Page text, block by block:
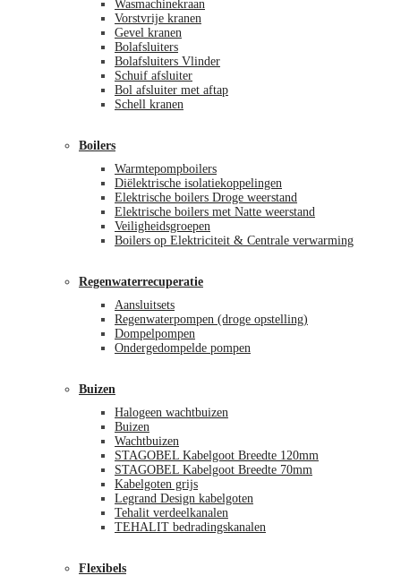
Wasmachinekraan
Vorstvrije kranen
Gevel kranen
Bolafsluiters
Bolafsluiters Vlinder
Schuif afsluiter
Bol afsluiter met aftap
Schell kranen
Boilers
Warmtepompboilers
Diëlektrische isolatiekoppelingen
Elektrische boilers Droge weerstand
Elektrische boilers met Natte weerstand
Veiligheidsgroepen
Boilers op Elektriciteit & Centrale verwarming
Regenwaterrecuperatie
Aansluitsets
Regenwaterpompen (droge opstelling)
Dompelpompen
Ondergedompelde pompen
Buizen
Halogeen wachtbuizen
Buizen
Wachtbuizen
STAGOBEL Kabelgoot Breedte 120mm
STAGOBEL Kabelgoot Breedte 70mm
Kabelgoten grijs
Legrand Design kabelgoten
Tehalit verdeelkanalen
TEHALIT bedradingskanalen
Flexibels